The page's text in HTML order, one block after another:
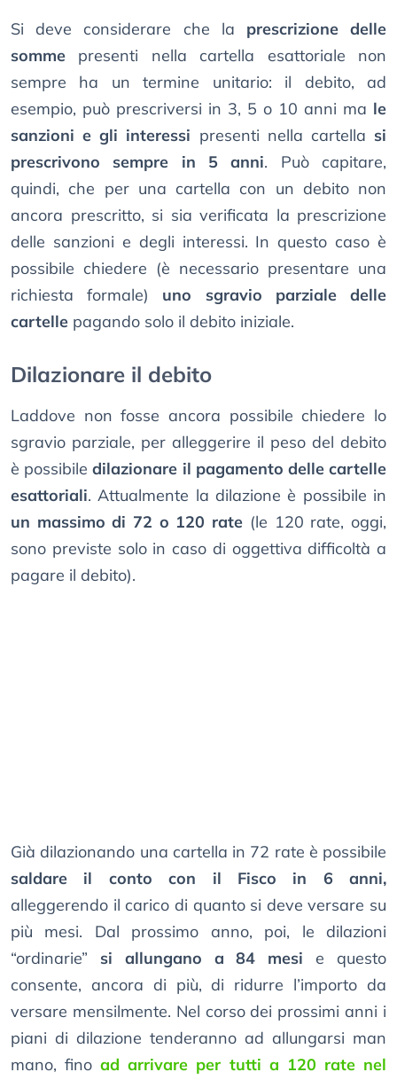
Si deve considerare che la prescrizione delle
somme presenti nella cartella esattoriale non
sempre ha un termine unitario: il debito, ad
esempio, può prescriversi in 3, 5 o 10 anni ma le
sanzioni e gli interessi presenti nella cartella si
prescrivono sempre in 5 anni. Può capitare,
quindi, che per una cartella con un debito non
ancora prescritto, si sia verificata la prescrizione
delle sanzioni e degli interessi. In questo caso è
possibile chiedere (è necessario presentare una
richiesta formale) uno sgravio parziale delle
cartelle pagando solo il debito iniziale.
Dilazionare il debito
Laddove non fosse ancora possibile chiedere lo
sgravio parziale, per alleggerire il peso del debito
è possibiledilazionare il pagamento delle cartelle
esattoriali. Attualmente la dilazione è possibile in
un massimo di 72 o 120 rate (le 120 rate, oggi,
sono previste solo in caso di oggettiva difficoltà a
pagare il debito).
Già dilazionando una cartella in 72 rate è possibile
saldare il conto con il Fisco in 6 anni,
alleggerendo il carico di quanto si deve versare su
più mesi. Dal prossimo anno, poi, le dilazioni
“ordinarie” si allungano a 84 mesi e questo
consente, ancora di più, di ridurre l’importo da
versare mensilmente. Nel corso dei prossimi anni i
piani di dilazione tenderanno ad allungarsi man
mano, finoad arrivare per tutti a 120 rate nel